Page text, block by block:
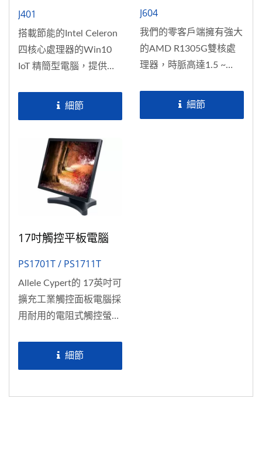
J401
搭載節能的Intel Celeron
四核心處理器的Win10
IoT 精簡型電腦，提供了
價格。M.2擴展槽可支援
細節
J604
我們的零客戶端擁有強大
的AMD R1305G雙核處
理器，時脈高達1.5 ~
算需求而設計。支援雙
細節
17吋觸控平板電腦
PS1701T / PS1711T
Allele Cypert的 17英吋可
擴充工業觸控面板電腦採
用耐用的電阻式觸控螢幕
幕。搭載無風扇Intel®...
細節